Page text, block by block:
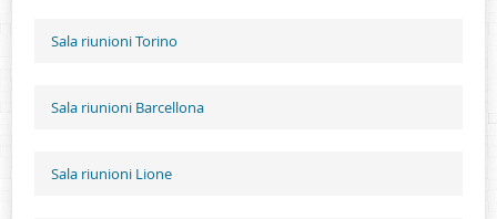
Membri
Network
Sala riunioni Torino
Sala riunioni Barcellona
Sala riunioni Lione